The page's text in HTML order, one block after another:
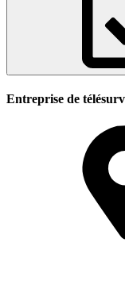
Entreprise de